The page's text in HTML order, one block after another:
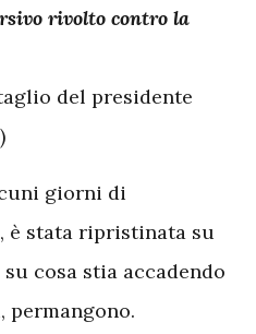
rivolto contro la
del presidente
giorni di
è stata ripristinata su
cosa stia accadendo
permangono.